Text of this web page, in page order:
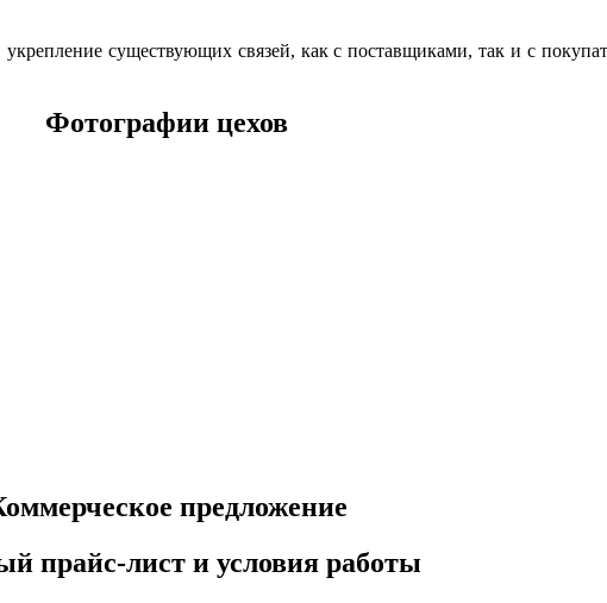
существующих связей, как с поставщиками, так и с
Фотографии цехов
предложение
прайс-лист и условия работы